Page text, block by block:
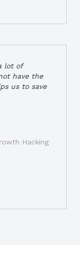
lot of
have the
us to save
Hacking